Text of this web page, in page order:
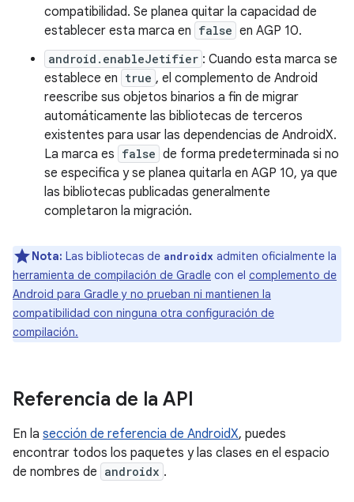
compatibilidad. Se planea quitar la capacidad de
establecer esta marca en false en AGP 10.
android.enableJetifier : Cuando esta marca se
establece en true , el complemento de Android
reescribe sus objetos binarios a fin de migrar
automáticamente las bibliotecas de terceros
existentes para usar las dependencias de AndroidX.
La marca es false de forma predeterminada si no
se especifica y se planea quitarla en AGP 10, ya que
las bibliotecas publicadas generalmente
completaron la migración.
Nota: Las bibliotecas de androidx admiten oficialmente la
herramienta de compilación de Gradle con el complemento de
Android para Gradle y no prueban ni mantienen la
compatibilidad con ninguna otra configuración de
compilación.
Referencia de la API
En la sección de referencia de AndroidX, puedes
encontrar todos los paquetes y las clases en el espacio
de nombres de androidx .